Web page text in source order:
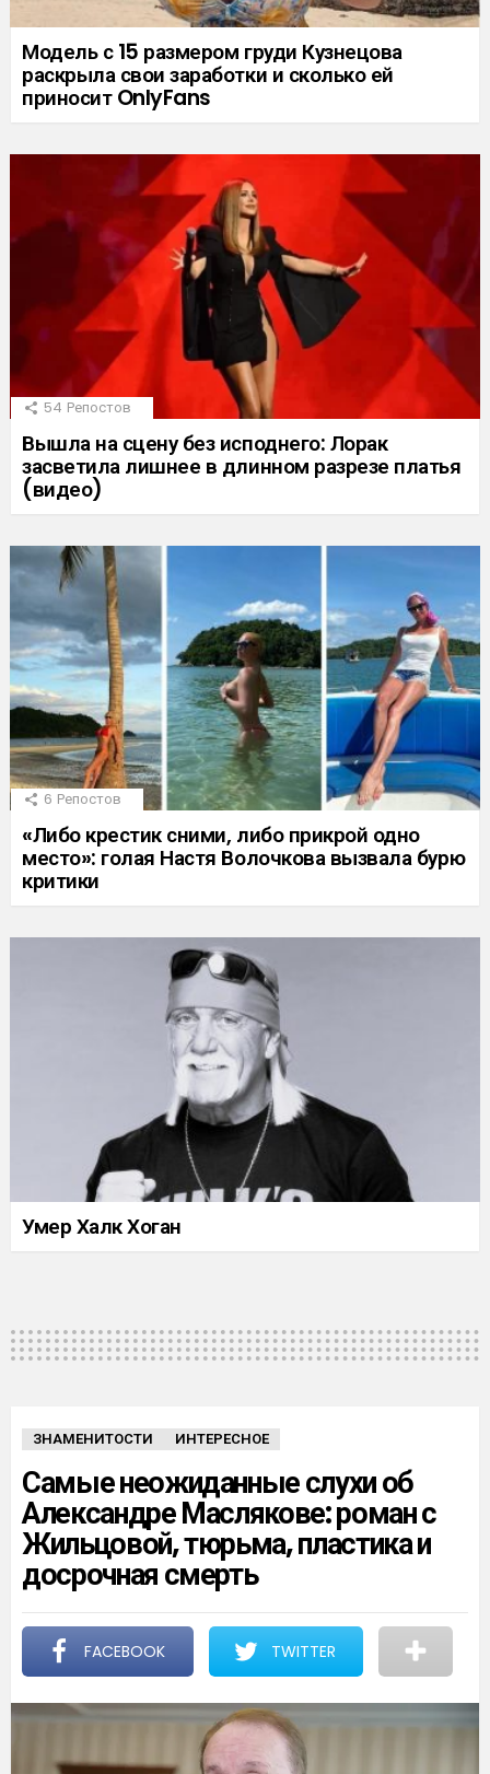
Модель с 15 размером груди Кузнецова
раскрыла свои заработки и сколько ей
приносит OnlyFans
54 Репостов
Вышла на сцену без исподнего: Лорак
засветила лишнее в длинном разрезе платья
(видео)
6 Репостов
«Либо крестик сними, либо прикрой одно
место»: голая Настя Волочкова вызвала бурю
критики
Умер Халк Хоган
ЗНАМЕНИТОСТИ ИНТЕРЕСНОЕ
Самые неожиданные слухи об
Александре Маслякове: роман с
Жильцовой, тюрьма, пластика и
досрочная смерть
FACEBOOK TWITTER